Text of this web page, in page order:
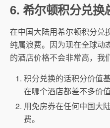
6. 希尔顿积分兑换
在中国大陆用希尔顿积分兑
纯属浪费。因为现在全球动
的酒店价格不会非常高，我
积分兑换的话积分价值
在哪个酒店都差不多价值
用免房券在任何中国大
费。